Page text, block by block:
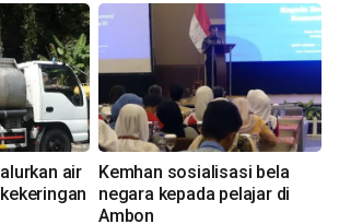
air
Kemhan sosialisasi bela
negara kepada pelajar di
Ambon